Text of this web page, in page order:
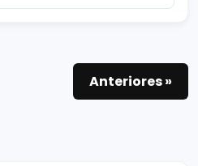
Anteriores »